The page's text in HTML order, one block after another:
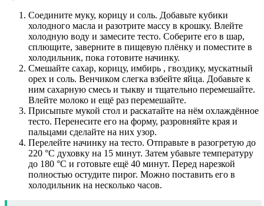
Соедините муку, корицу и соль. Добавьте кубики
холодного масла и разотрите массу в крошку. Влейте
холодную воду и замесите тесто. Соберите его в шар,
сплющите, заверните в пищевую плёнку и поместите в
холодильник, пока готовите начинку.
Смешайте сахар, корицу, имбирь , гвоздику, мускатный
орех и соль. Венчиком слегка взбейте яйца. Добавьте к
ним сахарную смесь и тыкву и тщательно перемешайте.
Влейте молоко и ещё раз перемешайте.
Присыпьте мукой стол и раскатайте на нём охлаждённое
тесто. Перенесите его на форму, разровняйте края и
пальцами сделайте на них узор.
Перелейте начинку на тесто. Отправьте в разогретую до
220 °C духовку на 15 минут. Затем убавьте температуру
до 180 °C и готовьте ещё 40 минут. Перед нарезкой
полностью остудите пирог. Можно поставить его в
холодильник на несколько часов.